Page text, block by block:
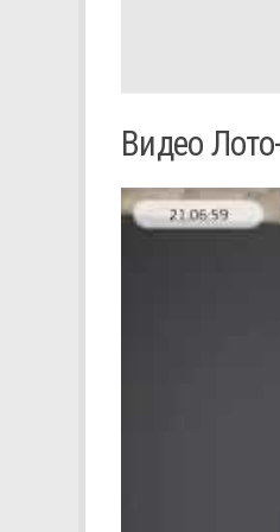
Видео